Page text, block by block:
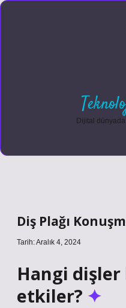
Gizlilik
Dijital
Diş Plağı
Tarih: Aralık 4, 2024
Hangi dişler
etkiler?